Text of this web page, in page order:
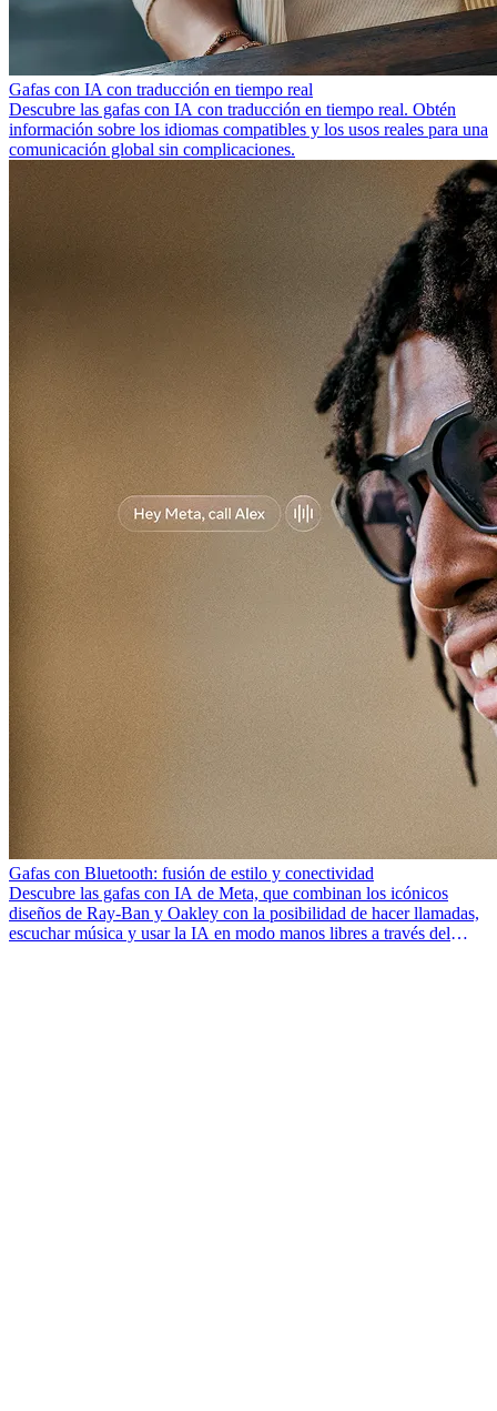
Gafas con IA con traducción en tiempo real
Descubre las gafas con IA con traducción en tiempo real. Obtén
información sobre los idiomas compatibles y los usos reales para una
comunicación global sin complicaciones.
Gafas con Bluetooth: fusión de estilo y conectividad
Descubre las gafas con IA de Meta, que combinan los icónicos
diseños de Ray-Ban y Oakley con la posibilidad de hacer llamadas,
escuchar música y usar la IA en modo manos libres a través del